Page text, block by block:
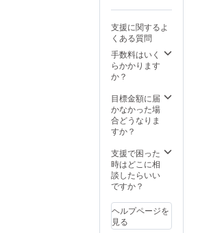
支援に関するよ
くある質問
手数料はいく
らかかります
か？
目標金額に届
かなかった場
合どうなりま
すか？
支援で困った
時はどこに相
談したらいい
ですか？
ヘルプページを
見る